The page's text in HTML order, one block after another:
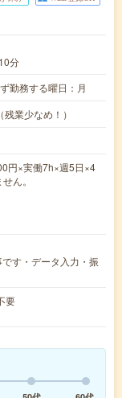
分
勤務する曜日：月
業少なめ！）
円×実働7h×週5日×4
ん。
す・データ入力・振
要